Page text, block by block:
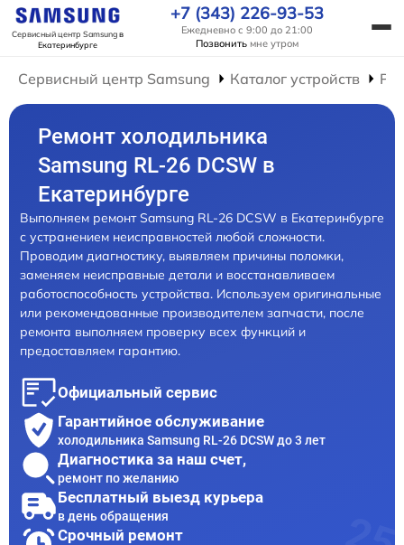
Сервисный центр Samsungв
Екатеринбурге
+7 (343) 226-93-53
Ежедневно с 9:00 до 21:00
Позвонить мне утром
Сервисный центр Samsung Каталог устройств
Ремонт холодильника
Samsung RL-26 DCSW в
Екатеринбурге
Выполняем ремонт Samsung RL-26 DCSW в Екатеринбурге
с устранением неисправностей любой сложности.
Проводим диагностику, выявляем причины поломки,
заменяем неисправные детали и восстанавливаем
работоспособность устройства. Используем оригинальные
или рекомендованные производителем запчасти, после
ремонта выполняем проверку всех функций и
предоставляем гарантию.
Официальный сервис
Гарантийное обслуживание
холодильника Samsung RL-26 DCSW до 3 лет
Диагностика за наш счет,
ремонт по желанию
Бесплатный выезд курьера
в день обращения
Срочный ремонт